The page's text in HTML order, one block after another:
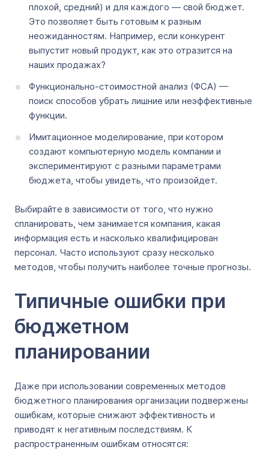
плохой, средний) и для каждого — свой бюджет.
Это позволяет быть готовым к разным
неожиданностям. Например, если конкурент
выпустит новый продукт, как это отразится на
наших продажах?
Функционально-стоимостной анализ (ФСА) —
поиск способов убрать лишние или неэффективные
функции.
Имитационное моделирование, при котором
создают компьютерную модель компании и
экспериментируют с разными параметрами
бюджета, чтобы увидеть, что произойдет.
Выбирайте в зависимости от того, что нужно
спланировать, чем занимается компания, какая
информация есть и насколько квалифицирован
персонал. Часто используют сразу несколько
методов, чтобы получить наиболее точные прогнозы.
Типичные ошибки при
бюджетном
планировании
Даже при использовании современных методов
бюджетного планирования организации подвержены
ошибкам, которые снижают эффективность и
приводят к негативным последствиям. К
распространенным ошибкам относятся: